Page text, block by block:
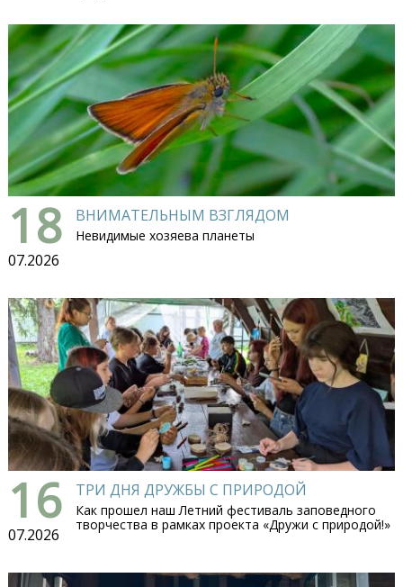
18
07.2026
ВНИМАТЕЛЬНЫМ ВЗГЛЯДОМ
Невидимые хозяева планеты
16
07.2026
ТРИ ДНЯ ДРУЖБЫ С ПРИРОДОЙ
Как прошел наш Летний фестиваль заповедного
творчества в рамках проекта «Дружи с природой!»